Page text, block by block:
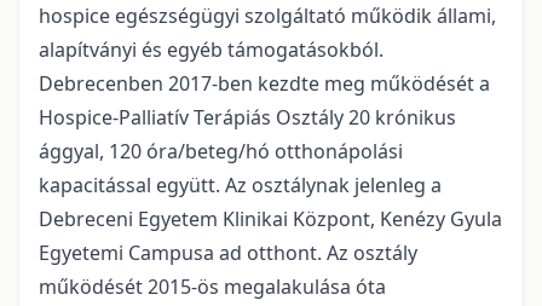
hospice egészségügyi szolgáltató működik állami,
alapítványi és egyéb támogatásokból.
Debrecenben 2017-ben kezdte meg működését a
Hospice-Palliatív Terápiás Osztály 20 krónikus
ággyal, 120 óra/beteg/hó otthonápolási
kapacitással együtt. Az osztálynak jelenleg a
Debreceni Egyetem Klinikai Központ, Kenézy Gyula
Egyetemi Campusa ad otthont. Az osztály
működését 2015-ös megalakulása óta